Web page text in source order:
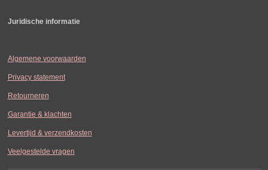
Juridische informatie
Algemene voorwaarden
Privacy statement
Retourneren
Garantie & klachten
Levertijd & verzendkosten
Veelgestelde vragen